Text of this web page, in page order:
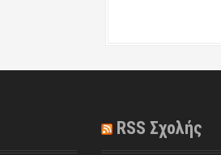
RSS Σχολής